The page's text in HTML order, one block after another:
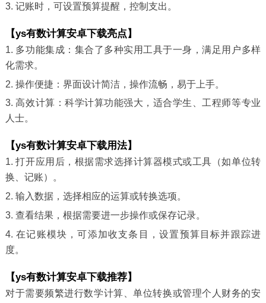
3. 记账时，可设置预算提醒，控制支出。
【ys有数计算安卓下载亮点】
1. 多功能集成：集合了多种实用工具于一身，满足用户多样
化需求。
2. 操作便捷：界面设计简洁，操作流畅，易于上手。
3. 高效计算：科学计算功能强大，适合学生、工程师等专业
人士。
【ys有数计算安卓下载用法】
1. 打开应用后，根据需求选择计算器模式或工具（如单位转
换、记账）。
2. 输入数据，选择相应的运算或转换选项。
3. 查看结果，根据需要进一步操作或保存记录。
4. 在记账模块，可添加收支条目，设置预算目标并跟踪进
度。
【ys有数计算安卓下载推荐】
对于需要频繁进行数学计算、单位转换或管理个人财务的安